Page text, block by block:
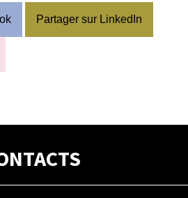
Partager sur LinkedIn